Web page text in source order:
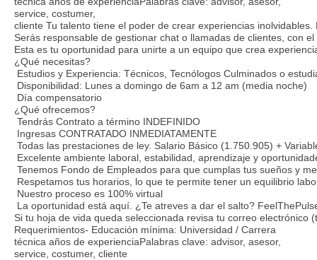
service, costumer,
cliente Tu talento tiene el poder de crear experiencias
Serás responsable de gestionar chat o llamadas de clientes, con
Esta es tu oportunidad para unirte a un equipo que crea
¿Qué necesitas?
Estudios y Experiencia: Técnicos, Tecnólogos Culminados o
Disponibilidad: Lunes a domingo de 6am a 12 am (media noche)
Día compensatorio
¿Qué ofrecemos?
Tendrás Contrato a término INDEFINIDO
Ingresas CONTRATADO INMEDIATAMENTE
Todas las prestaciones de ley. Salario Básico (1.750.905) +
Excelente ambiente laboral, estabilidad, aprendizaje y
Tenemos Fondo de Empleados para que cumplas tus sueños y
Respetamos tus horarios, lo que te permite tener un equilibrio
Nuestro proceso es 100% virtual
La oportunidad está aquí. ¿Te atreves a dar el salto?
Si tu hoja de vida queda seleccionada revisa tu correo
Requerimientos- Educación mínima: Universidad / Carrera
técnica años de experienciaPalabras clave: advisor, asesor,
service, costumer, cliente